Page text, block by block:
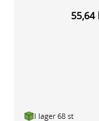
information som
samlat in när
I lager 68 st